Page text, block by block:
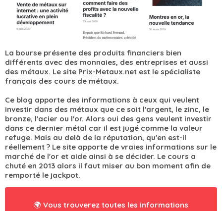
La bourse présente des produits financiers bien
différents avec des monnaies, des entreprises et aussi
des métaux. Le site Prix-Metaux.net est le spécialiste
français des cours de métaux.
Ce blog apporte des informations à ceux qui veulent
investir dans des métaux que ce soit l'argent, le zinc, le
bronze, l'acier ou l'or. Alors oui des gens veulent investir
dans ce dernier métal car il est jugé comme la valeur
refuge. Mais au delà de la réputation, qu'en est-il
réellement ? Le site apporte de vraies informations sur le
marché de l'or et aide ainsi à se décider. Le cours a
chuté en 2013 alors il faut miser au bon moment afin de
remporté le jackpot.
🌍 Vous trouverez toutes les informations